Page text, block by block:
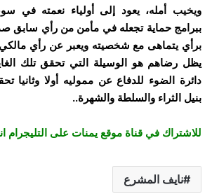
ﻭﻳﺨﻴﺐ ﺃﻣﻠﻪ، ﻳﻌﻮﺩ ﺇﻟﻰ ﺃﻭﻟﻴﺎﺀ ﻧﻌﻤﺘﻪ ﻓﻲ
ﺑﺒﺮﺍﻣﺞ ﺣﻤﺎﻳﺔ ﺗﺠﻌﻠﻪ ﻓﻲ ﻣﺄﻣﻦ ﻣﻦ ﺭﺃﻱ ﺳﺎﺑﻖ
ﺑﺮﺃﻱ ﻳﺘﻤﺎﻫﻰ ﻣﻊ ﺷﺨﺼﻴﺘﻪ ﻭﻳﻌﺒﺮ ﻋﻦ ﺭﺃﻱ
ﻳﻈﻞ ﺭﺿﺎﻫﻢ ﻫﻮ ﺍﻟﻮﺳﻴﻠﺔ ﺍﻟﺘﻲ ﺗﺤﻘﻖ ﺗﻠﻚ
ﺩﺍﺋﺮﺓ ﺍﻟﻀﻮﺀ ﻟﻠﺪﻓﺎﻉ ﻋﻦ ﻣﻤﻮﻟﻴﻪ ﺃﻭﻻ ﻭﺛﺎﻧﻴﺎ
ﺑﻨﻴﻞ ﺍﻟﺜﺮﺍﺀ ﻭﺍﻟﺴﻠﻄﺔ ﻭﺍﻟﺸﻬﺮﺓ..
للاشتراك في قناة موقع يمنات على التليجرام
نايف المشرع